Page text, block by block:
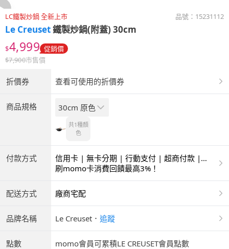
LC鐵製炒鍋 全新上市 品號： 15231112
Le Creuset鐵製炒鍋(附蓋) 30cm
$4,999 促銷價
$7,900市售價
折價券 查看可使用的折價券
商品規格 30cm 原色
共1種顏
色
付款方式
信用卡 | 無卡分期 | 行動支付 | 超商付款 |
ATM | 銀聯卡
刷momo卡消費回饋最高3%！
配送方式 廠商宅配
品牌名稱 Le Creuset ． 追蹤
點數 momo會員可累積LE CREUSET會員點數